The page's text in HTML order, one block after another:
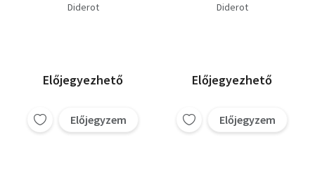
Diderot
Előjegyezhető
Előjegyzem
Diderot
Előjegyezhető
Előjegyzem